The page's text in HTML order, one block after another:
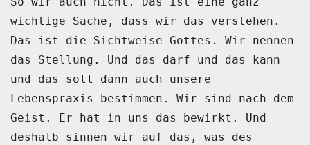
wichtige Sache, dass wir das verstehen.
Das ist die Sichtweise Gottes. Wir nennen
das Stellung.
Und das darf und das kann
und das soll dann auch unsere
Lebenspraxis bestimmen.
Wir sind nach dem
Geist. Er hat in uns das bewirkt.
Und
deshalb sinnen wir auf das, was des